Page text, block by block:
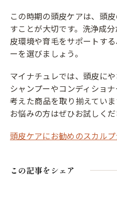
この時期の頭皮ケアは、頭
すことが大切です。洗浄成
皮環境や育毛をサポートす
ーを選びましょう。
マイナチュレでは、頭皮に
シャンプーやコンディショ
考えた商品を取り揃えてい
お悩みの方はぜひお試しくだ
頭皮ケアにお勧めのスカル
この記事をシェア